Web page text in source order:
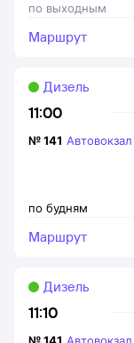
по выходным
Маршрут
11:00
Дизель
по будням
№141 Автовокзал
Маршрут
11:10
Дизель